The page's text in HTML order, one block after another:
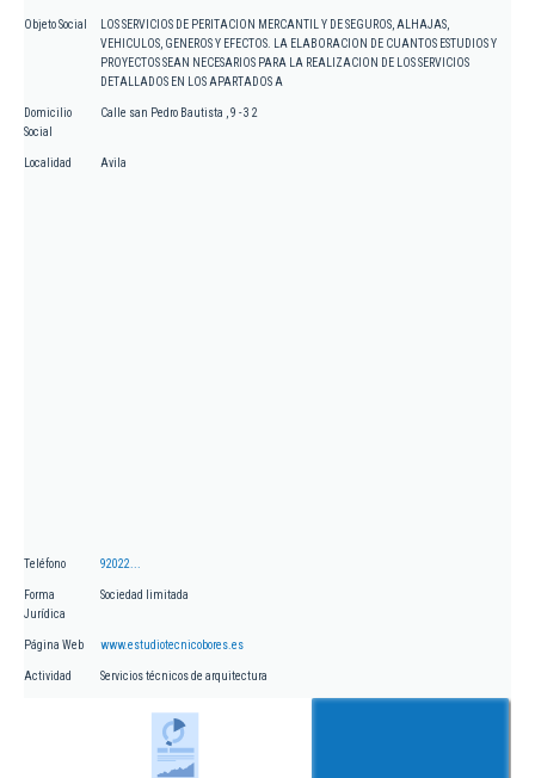
Objeto Social
LOS SERVICIOS DE PERITACION MERCANTIL Y DE SEGUROS, ALHAJAS,
VEHICULOS, GENEROS Y EFECTOS. LA ELABORACION DE CUANTOS ESTUDIOS Y
PROYECTOS SEAN NECESARIOS PARA LA REALIZACION DE LOS SERVICIOS
DETALLADOS EN LOS APARTADOS A
Domicilio
Social
Calle san Pedro Bautista , 9 - 3 2
Localidad Avila
Teléfono 92022...
Forma
Jurídica
Sociedad limitada
Página Web www.estudiotecnicobores.es
Actividad Servicios técnicos de arquitectura